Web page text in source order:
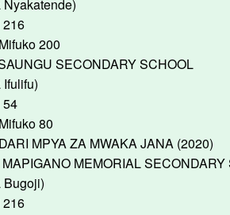
Nyakatende)
216
200
SECONDARY SCHOOL
Ifulifu)
54
80
MPYA ZA MWAKA JANA (2020)
MEMORIAL SECONDARY
Bugoji)
216